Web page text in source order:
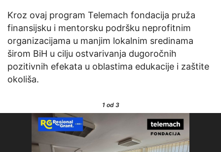
Kroz ovaj program Telemach fondacija pruža
finansijsku i mentorsku podršku neprofitnim
organizacijama u manjim lokalnim sredinama
širom BiH u cilju ostvarivanja dugoročnih
pozitivnih efekata u oblastima edukacije i zaštite
okoliša.
1od 3